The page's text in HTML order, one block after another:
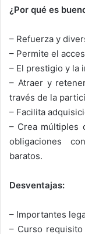
¿Por qué es
– Refuerza y
– Permite el
– El prestigio y la
– Atraer y
través de la
– Facilita
– Crea múltiples
obligaciones
baratos.
Desventajas:
– Importantes
– Curso